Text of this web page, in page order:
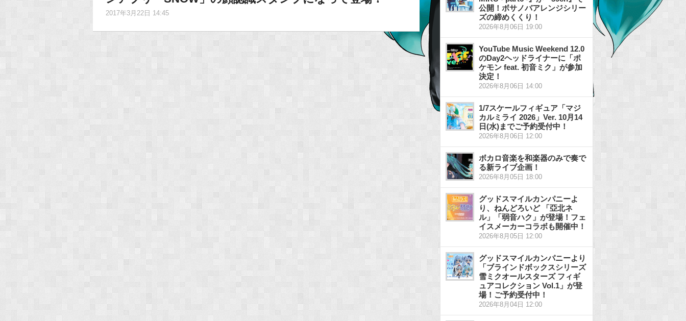
2017年3月22日 14:45
公開！ボサノバアレンジシリー
ズの締めくくり！
2026年8月06日 19:00
YouTube Music Weekend 12.0
のDay2ヘッドライナーに「ポ
ケモン feat. 初音ミク」が参加
決定！
2026年8月06日 14:00
1/7スケールフィギュア「マジ
カルミライ 2026」Ver. 10月14
日(水)までご予約受付中！
2026年8月06日 12:00
ボカロ音楽を和楽器のみで奏で
る新ライブ企画！
2026年8月05日 18:00
グッドスマイルカンパニーよ
り、ねんどろいど 「亞北ネ
ル」「弱音ハク」が登場！フェ
イスメーカーコラボも開催中！
2026年8月05日 12:00
グッドスマイルカンパニーより
「ブラインドボックスシリーズ
雪ミクオールスターズ フィギ
ュアコレクション Vol.1」が登
場！ご予約受付中！
2026年8月04日 12:00